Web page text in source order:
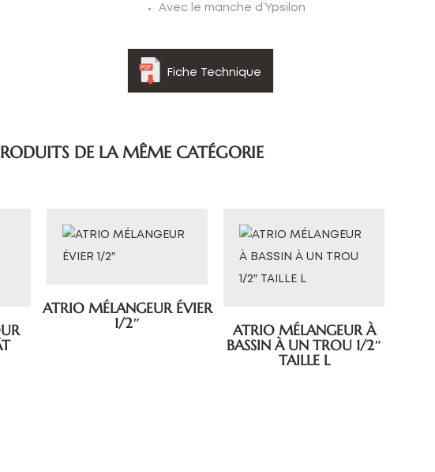
Avec le manche d’Ypsilon
Fiche Technique
DE LA MÊME CATÉGORIE
ATRIO MÉLANGEUR ÉVIER
1/2″
ATRIO MÉLANGEUR À
BASSIN À UN TROU 1/2″
TAILLE L